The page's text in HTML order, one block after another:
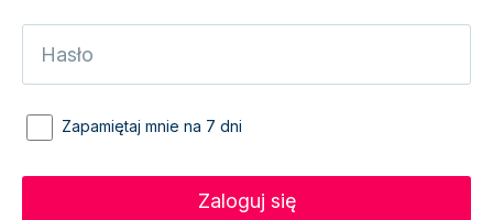
Zapamiętaj mnie na 7 dni